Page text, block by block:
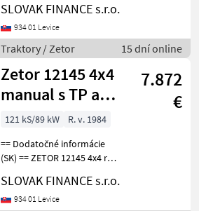
3595 cm3, manuál,
uzávierka vzadu, vzadu
trojboodvý záves, vývod
kardán, vzduch, ele
SLOVAK FINANCE s.r.o.
934 01 Levice
Traktory / Zetor 15 dní online
Zetor 12145 4x4
manual s TP a
TEČ VIN 278
7.872
€
121 kS/89 kW
R. v. 1984
== Dodatočné informácie
(SK) == ZETOR 12145 4x4 r.v.
mth, manuál, vzadu
uzávierka, trojbodový
SLOVAK FINANCE s.r.o.
934 01 Levice